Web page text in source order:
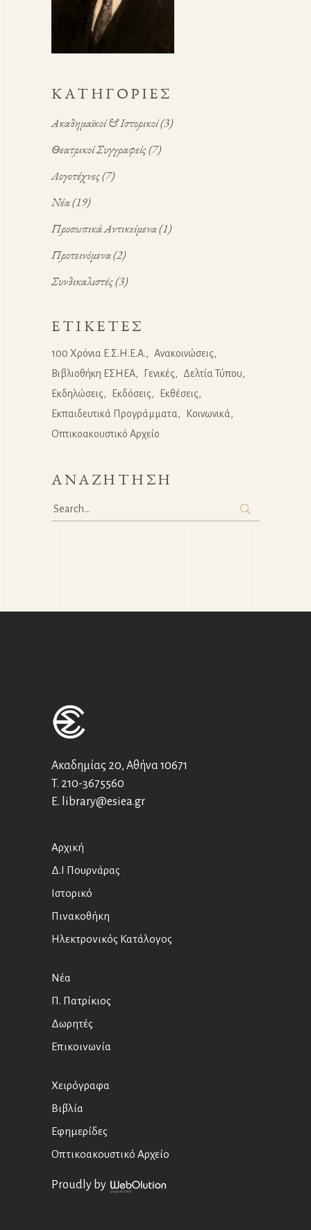
KΑΤΗΓΟΡΊΕΣ
Ακαδημαϊκοί & Ιστορικοί(3)
Θεατρικοί Συγγραφείς(7)
Λογοτέχνες(7)
Νέα(19)
Προσωπικά Αντικείμενα(1)
Προτεινόμενα(2)
Συνδικαλιστές(3)
ΕΤΙΚΈΤΕΣ
100 Χρόνια Ε.Σ.Η.Ε.Α.
Ανακοινώσεις
Βιβλιοθήκη ΕΣΗΕΑ
Γενικές
Δελτία Τύπου
Εκδηλώσεις
Εκδόσεις
Εκθέσεις
Εκπαιδευτικά Προγράμματα
Κοινωνικά
Οπτικοακουστικό Αρχείο
ΑΝΑΖΉΤΗΣΗ
Search
for:
Ακαδημίας 20, Αθήνα 10671
T. 210-3675560
E. library@esiea.gr
Αρχική
Δ.Ι Πουρνάρας
Ιστορικό
Πινακοθήκη
Ηλεκτρονικός Κατάλογος
Νέα
Π. Πατρίκιος
Δωρητές
Επικοινωνία
Χειρόγραφα
Βιβλία
Εφημερίδες
Οπτικοακουστικό Αρχείο
Proudly by